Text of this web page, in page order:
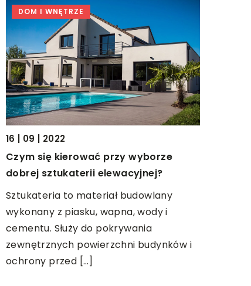
DOM I WNĘTRZE
16 | 09 | 2022
Czym się kierować przy wyborze
dobrej sztukaterii elewacyjnej?
Sztukateria to materiał budowlany
wykonany z piasku, wapna, wody i
cementu. Służy do pokrywania
zewnętrznych powierzchni budynków i
ochrony przed […]